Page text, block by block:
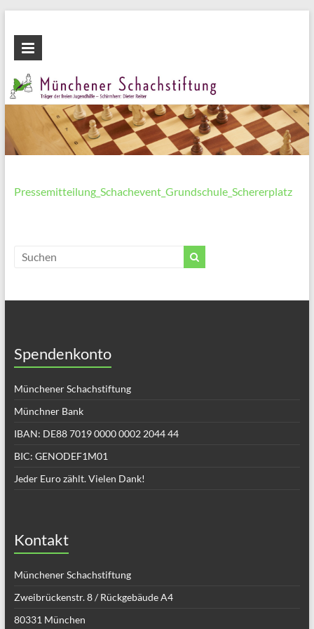
Inhalt
wechseln
Münchener
Schachstiftung
Fördern
Pressemitteilung_Schachevent_Grundschule_Schererplatz
Spendenkonto
Münchener Schachstiftung
Münchner Bank
IBAN: DE88 7019 0000 0002 2044 44
BIC: GENODEF1M01
Jeder Euro zählt. Vielen Dank!
Kontakt
Münchener Schachstiftung
Zweibrückenstr. 8 / Rückgebäude A4
80331 München